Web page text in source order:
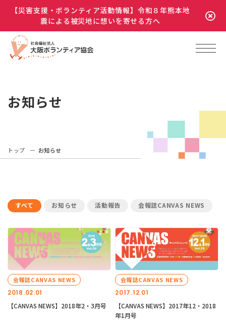
【災害支援・ボランティア活動情報】令和８年熊本地
震による被災地に想いを寄せる方へ
お知らせ
トップ お知らせ
すべて お知らせ 活動報告 会報誌CANVAS NEWS
2018.02.01
会報誌CANVAS NEWS
【CANVAS NEWS】2018年2・3月号
2017.12.01
会報誌CANVAS NEWS
【CANVAS NEWS】2017年12・2018
年1月号